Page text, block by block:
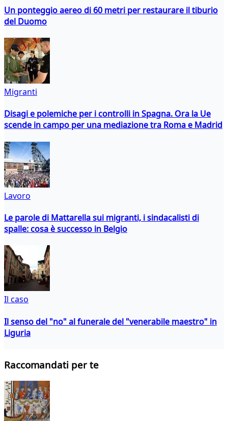
Un ponteggio aereo di 60 metri per restaurare il tiburio
del Duomo
Migranti
Disagi e polemiche per i controlli in Spagna. Ora la Ue
scende in campo per una mediazione tra Roma e Madrid
Lavoro
Le parole di Mattarella sui migranti, i sindacalisti di
spalle: cosa è successo in Belgio
Il caso
Il senso del "no" al funerale del "venerabile maestro" in
Liguria
Raccomandati per te